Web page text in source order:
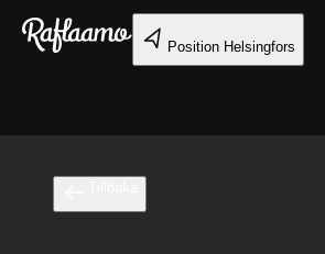
Gå till huvudinnehållet
Position Helsingfors